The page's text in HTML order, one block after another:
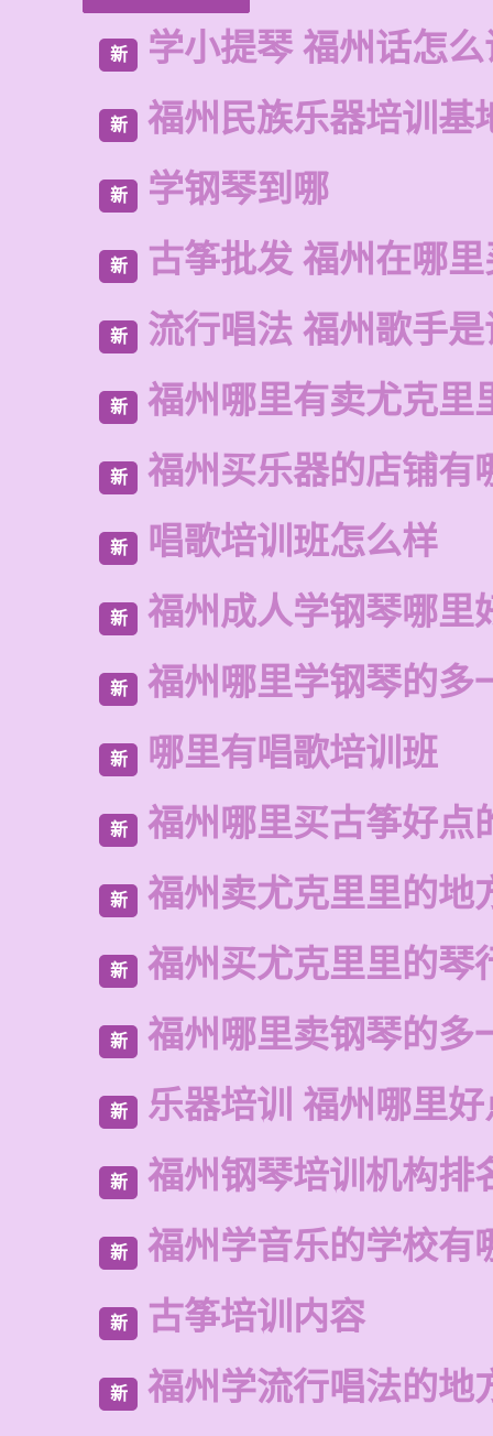
新 学小提琴 福州话怎
新 福州民族乐器培训基
新 学钢琴到哪
新 古筝批发 福州在哪
新 流行唱法 福州歌手
新 福州哪里有卖尤克里
新 福州买乐器的店铺有
新 唱歌培训班怎么样
新 福州成人学钢琴哪里
新 福州哪里学钢琴的多
新 哪里有唱歌培训班
新 福州哪里买古筝好点
新 福州卖尤克里里的地
新 福州买尤克里里的琴
新 福州哪里卖钢琴的多
新 乐器培训 福州哪里
新 福州钢琴培训机构排
新 福州学音乐的学校有
新 古筝培训内容
新 福州学流行唱法的地